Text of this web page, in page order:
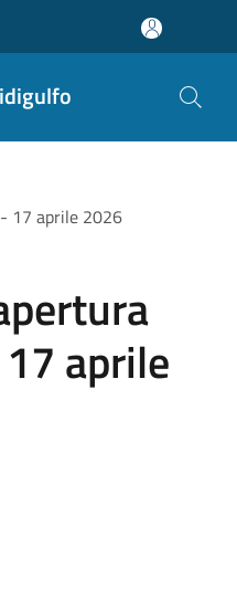
17 aprile 2026
aprile